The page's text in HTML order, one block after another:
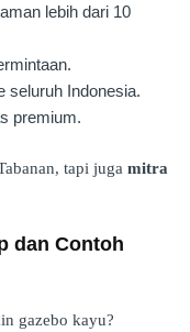
lebih dari 10
seluruh Indonesia.
premium.
tapi juga mitra
dan Contoh
gazebo kayu?